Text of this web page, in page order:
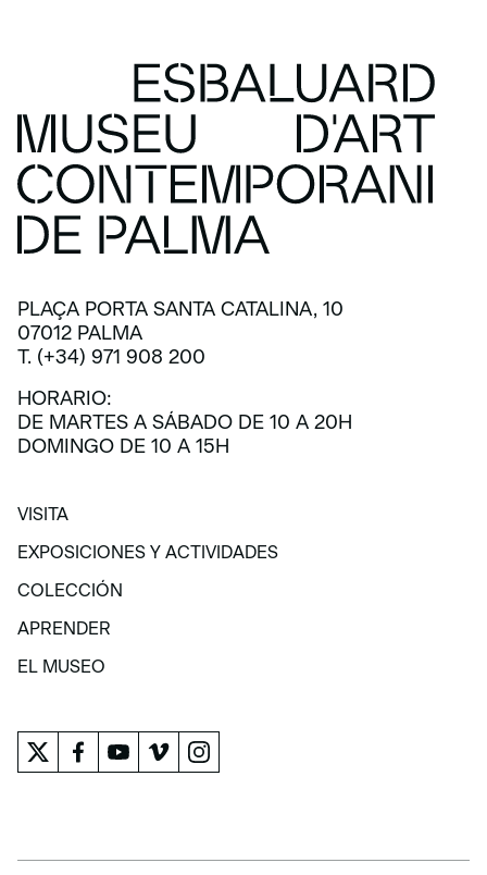
PLAÇA PORTA SANTA CATALINA, 10
07012 PALMA
T. (+34) 971 908 200
HORARIO:
DE MARTES A SÁBADO DE 10 A 20H
DOMINGO DE 10 A 15H
VISITA
VISITA
EXPOSICIONES Y ACTIVIDADES
EXPOSICIONES Y ACTIVIDADES
COLECCIÓN
COLECCIÓN
APRENDER
APRENDER
EL MUSEO